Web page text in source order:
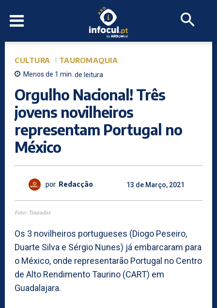
CULTURA TAUROMAQUIA
Menos de 1 min. de leitura
Orgulho Nacional! Três
jovens novilheiros
representam Portugal no
México
por Redacção 13 de Março, 2021
Foto: Touradas
Os 3 novilheiros portugueses (Diogo Peseiro,
Duarte Silva e Sérgio Nunes) já embarcaram para
o México, onde representarão Portugal no Centro
de Alto Rendimento Taurino (CART) em
Guadalajara.